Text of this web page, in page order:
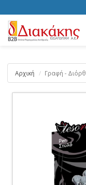
Αρχική Γραφή -